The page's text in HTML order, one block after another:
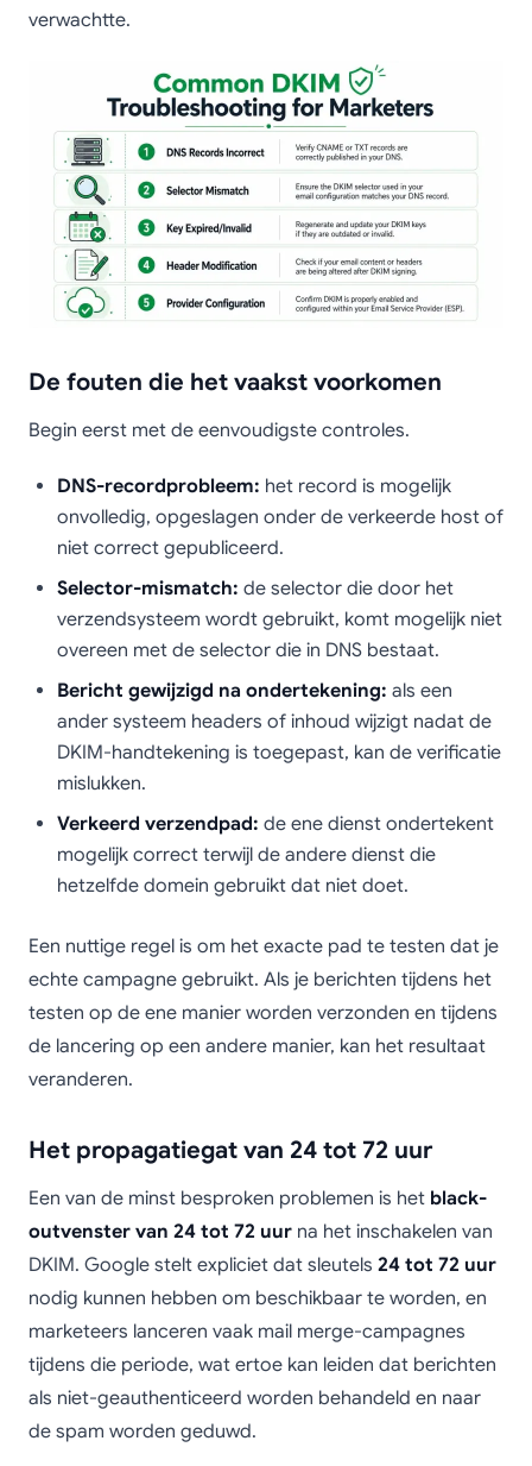
verwachtte.
De fouten die het vaakst voorkomen
Begin eerst met de eenvoudigste controles.
DNS-recordprobleem: het record is mogelijk
onvolledig, opgeslagen onder de verkeerde host of
niet correct gepubliceerd.
Selector-mismatch: de selector die door het
verzendsysteem wordt gebruikt, komt mogelijk niet
overeen met de selector die in DNS bestaat.
Bericht gewijzigd na ondertekening: als een
ander systeem headers of inhoud wijzigt nadat de
DKIM-handtekening is toegepast, kan de verificatie
mislukken.
Verkeerd verzendpad: de ene dienst ondertekent
mogelijk correct terwijl de andere dienst die
hetzelfde domein gebruikt dat niet doet.
Een nuttige regel is om het exacte pad te testen dat je
echte campagne gebruikt. Als je berichten tijdens het
testen op de ene manier worden verzonden en tijdens
de lancering op een andere manier, kan het resultaat
veranderen.
Het propagatiegat van 24 tot 72 uur
Een van de minst besproken problemen is het black-
outvenster van 24 tot 72 uur na het inschakelen van
DKIM. Google stelt expliciet dat sleutels 24 tot 72 uur
nodig kunnen hebben om beschikbaar te worden, en
marketeers lanceren vaak mail merge-campagnes
tijdens die periode, wat ertoe kan leiden dat berichten
als niet-geauthenticeerd worden behandeld en naar
de spam worden geduwd.